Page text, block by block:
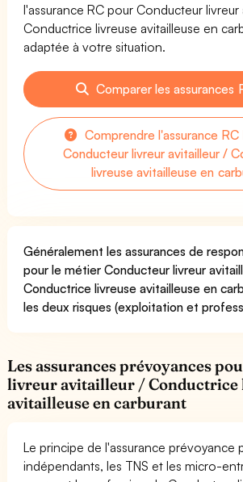
l'assurance RC pour Conducteur livreur
Conductrice livreuse avitailleuse en
adaptée à votre situation.
Comparer les assurances
Comprendre l'assurance
Conducteur livreur avitailleur /
livreuse avitailleuse en
Généralement les assurances de
pour le métier Conducteur livreur
Conductrice livreuse avitailleuse en
les deux risques (exploitation et
Les assurances prévoyances
livreur avitailleur / Conductrice
avitailleuse en carburant
Le principe de l'assurance prévoyance
indépendants, les TNS et les micro-